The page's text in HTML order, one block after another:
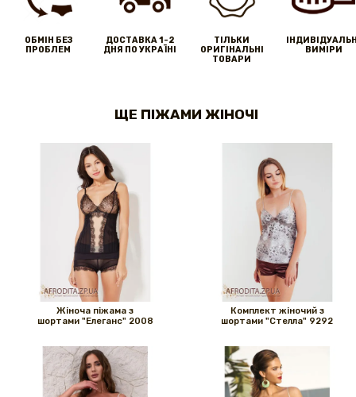
ОБМІН БЕЗ
ПРОБЛЕМ
ДОСТАВКА 1-2
ДНЯ ПО УКРАЇНІ
ТІЛЬКИ
ОРИГІНАЛЬНІ
ТОВАРИ
ВИМІРИ
ЩЕ ПІЖАМИ ЖІНОЧІ
Жіноча піжама з
шортами "Елеганс" 2008
Комплект жіночий з
шортами "Стелла" 9292